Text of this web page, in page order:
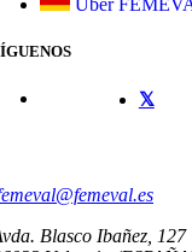
Blasco Ibañez, 127